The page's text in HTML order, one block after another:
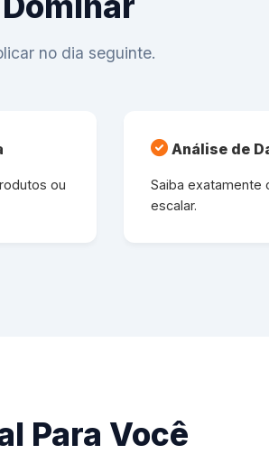
no dia seguinte.
ou
Análise de
Saiba exatamente
escalar.
Para Você